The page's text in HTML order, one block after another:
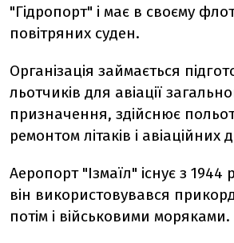
"Гідропорт" і має в своєму
повітряних суден.
Організація займається
льотчиків для авіації
призначення, здійснює
ремонтом літаків і авіаційних
Аеропорт "Ізмаїл" існує з 1944
він використовувався
потім і військовими моряками.